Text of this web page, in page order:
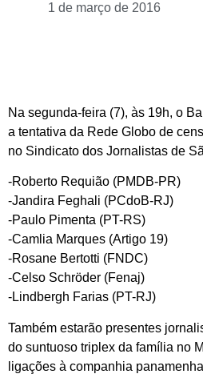
1 de março de 2016
Na segunda-feira (7), às 19h, o
a tentativa da Rede Globo de
no Sindicato dos Jornalistas de
-Roberto Requião (PMDB-PR)
-Jandira Feghali (PCdoB-RJ)
-Paulo Pimenta (PT-RS)
-Camlia Marques (Artigo 19)
-Rosane Bertotti (FNDC)
-Celso Schröder (Fenaj)
-Lindbergh Farias (PT-RJ)
Também estarão presentes
do suntuoso triplex da família no
ligações à companhia